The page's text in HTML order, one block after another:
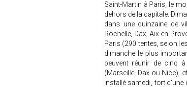
Saint-Martin à Paris, le
dehors de la capitale.
dans une quinzaine de
Rochelle, Dax, Aix-en-
Paris (290 tentes, selon
dimanche le plus
peuvent réunir de cinq
(Marseille, Dax ou Nice),
installé samedi, fort d'une